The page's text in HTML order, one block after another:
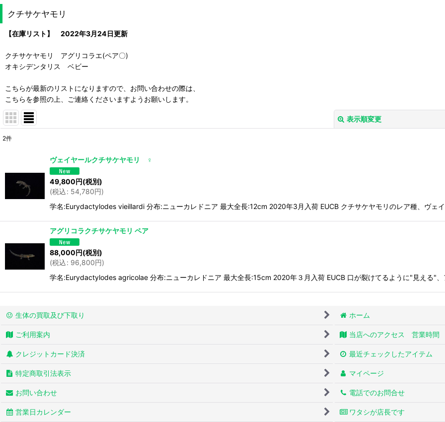
クチサケヤモリ
【在庫リスト】 2022年3月24日更新
クチサケヤモリ アグリコラエ(ペア〇)
オキシデンタリス ベビー
こちらが最新のリストになりますので、お問い合わせの際は、
こちらを参照の上、ご連絡くださいますようお願いします。
表示順変更
並び順:
2件
ヴェイヤールクチサケヤモリ ♀
49,800円(税別)
(税込: 54,780円)
学名:Eurydactylodes vieillardi 分布:ニューカレドニア 最大全長:12cm 2020年3月入荷 EUCB クチサケヤモリのレア種、ヴェ
アグリコラクチサケヤモリ ペア
88,000円(税別)
(税込: 96,800円)
学名:Eurydactylodes agricolae 分布:ニューカレドニア 最大全長:15cm 2020年３月入荷 EUCB 口が裂けてるように"見える"
生体の買取及び下取り ホーム
ご利用案内 当店へのアクセス 営業時間
クレジットカード決済 最近チェックしたアイテム
特定商取引法表示 マイページ
お問い合わせ 電話でのお問合せ
営業日カレンダー ワタシが店長です